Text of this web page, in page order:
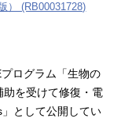
） (RB00031728)
ログラム「生物の
を受けて修復・電
として公開してい